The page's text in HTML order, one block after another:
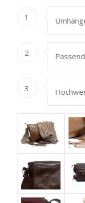
1
2
3